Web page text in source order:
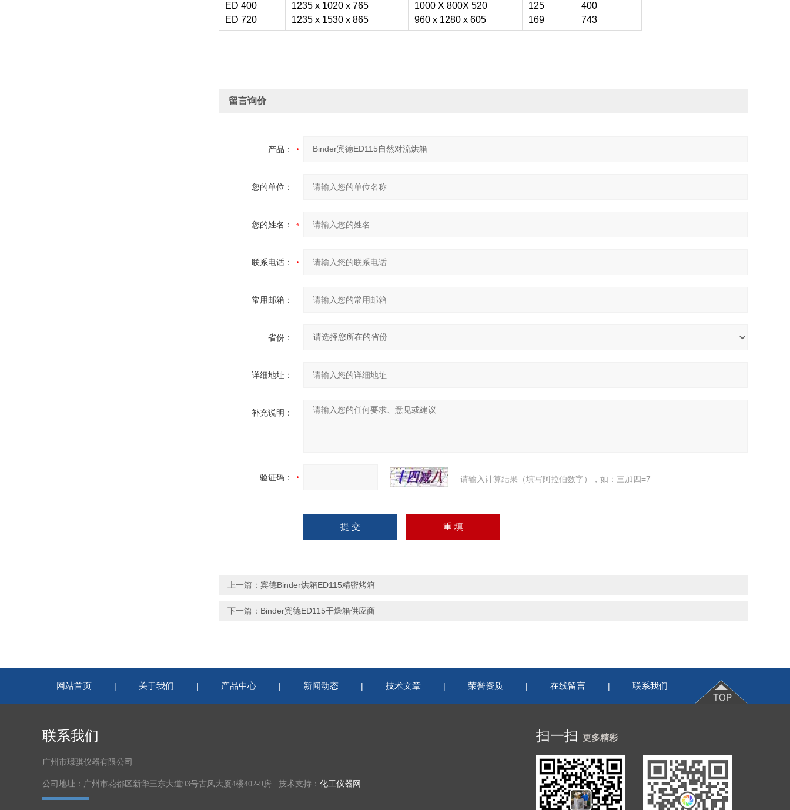
ED 400
ED 720
1235 x 1020 x 765
1235 x 1530 x 865
1000 X 800X 520
960 x 1280 x 605
125
169
400
743
留言询价
产品：
您的单位：
您的姓名：
联系电话：
常用邮箱：
省份：
详细地址：
补充说明：
验证码： 请输入计算结果（填写阿拉伯数字），如：三加四=7
上一篇： 宾德Binder烘箱ED115精密烤箱
下一篇： Binder宾德ED115干燥箱供应商
网站首页 | 关于我们 | 产品中心 | 新闻动态 | 技术文章 | 荣誉资质 | 在线留言 | 联系我们
联系我们
广州市璟骐仪器有限公司
公司地址：广州市花都区新华三东大道93号古风大厦4楼402-9房 技术支持： 化工仪器网
扫一扫 更多精彩